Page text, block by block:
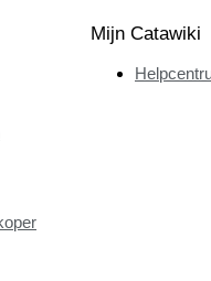
Mijn Catawiki